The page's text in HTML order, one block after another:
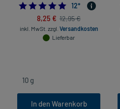
5.0
12*
8,25 € 12,95 €
inkl. MwSt. zzgl. Versandkosten
Lieferbar
In den Warenkorb